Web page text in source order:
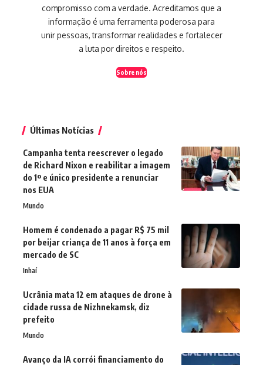
compromisso com a verdade. Acreditamos que a
informação é uma ferramenta poderosa para
unir pessoas, transformar realidades e fortalecer
a luta por direitos e respeito.
Sobre nós
Últimas Notícias
Campanha tenta reescrever o legado
de Richard Nixon e reabilitar a imagem
do 1º e único presidente a renunciar
nos EUA
Mundo
Homem é condenado a pagar R$ 75 mil
por beijar criança de 11 anos à força em
mercado de SC
Inhaí
Ucrânia mata 12 em ataques de drone à
cidade russa de Nizhnekamsk, diz
prefeito
Mundo
Avanço da IA corrói financiamento do